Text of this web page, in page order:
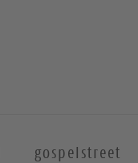
gospelstreet